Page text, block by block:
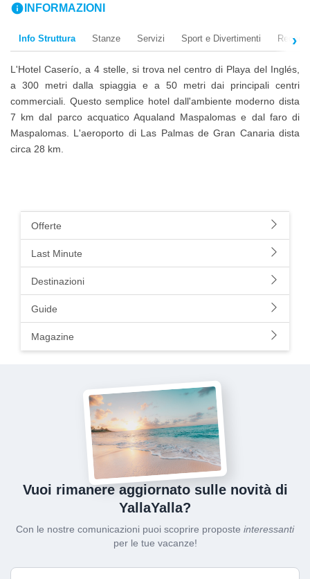
info INFORMAZIONI
Info Struttura Stanze Servizi Sport e Divertimenti
L'Hotel Caserío, a 4 stelle, si trova nel centro di Playa del Inglés,
a 300 metri dalla spiaggia e a 50 metri dai principali centri
commerciali. Questo semplice hotel dall'ambiente moderno dista
7 km dal parco acquatico Aqualand Maspalomas e dal faro di
Maspalomas. L'aeroporto di Las Palmas de Gran Canaria dista
circa 28 km.
Offerte
Last Minute
Destinazioni
Guide
Magazine
Vuoi rimanere aggiornato sulle novità di
YallaYalla?
Con le nostre comunicazioni puoi scoprire proposte interessanti
per le tue vacanze!